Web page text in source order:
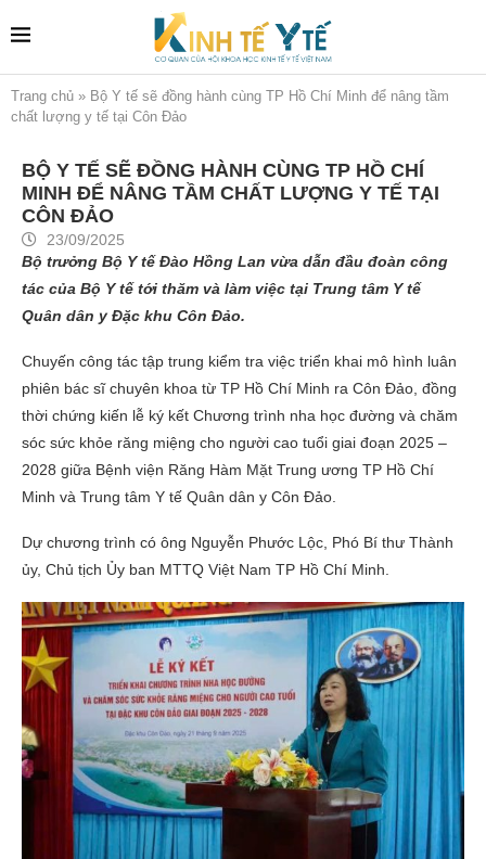
Trang chủ » Bộ Y tế sẽ đồng hành cùng TP Hồ Chí Minh để nâng tầm
chất lượng y tế tại Côn Đảo
BỘ Y TẾ SẼ ĐỒNG HÀNH CÙNG TP HỒ CHÍ
MINH ĐỂ NÂNG TẦM CHẤT LƯỢNG Y TẾ TẠI
CÔN ĐẢO
23/09/2025
Bộ trưởng Bộ Y tế Đào Hồng Lan vừa dẫn đầu đoàn công
tác của Bộ Y tế tới thăm và làm việc tại Trung tâm Y tế
Quân dân y Đặc khu Côn Đảo.
Chuyến công tác tập trung kiểm tra việc triển khai mô hình luân
phiên bác sĩ chuyên khoa từ TP Hồ Chí Minh ra Côn Đảo, đồng
thời chứng kiến lễ ký kết Chương trình nha học đường và chăm
sóc sức khỏe răng miệng cho người cao tuổi giai đoạn 2025 –
2028 giữa Bệnh viện Răng Hàm Mặt Trung ương TP Hồ Chí
Minh và Trung tâm Y tế Quân dân y Côn Đảo.
Dự chương trình có ông Nguyễn Phước Lộc, Phó Bí thư Thành
ủy, Chủ tịch Ủy ban MTTQ Việt Nam TP Hồ Chí Minh.